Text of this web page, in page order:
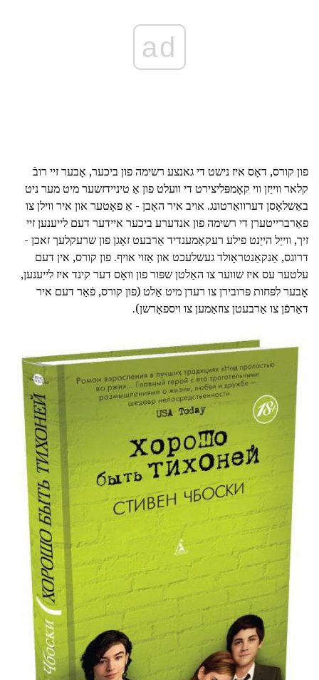
ad
פון קורס, דאָס איז נישט די גאנצע רשימה פון ביכער, אָבער זיי רובֿ
קלאר ווייַזן ווי קאָמפּליצירט די וועלט פון אַ טיניידזשער מיט מער ניט
באַשלאָסן דערוואַרטונג. אויב איר האָבן - אַ פאָטער און איר ווילן צו
פאַרברייטערן די רשימה פון אנדערע ביכער איידער דעם לייענען זיי
זיך, ווייַל הייַנט פילע רעקאַמענדיד אַרבעט זאָגן פון שרעקלעך זאכן -
דרוגס, אַנקאַנטראָולד געשלעכט און אַזוי אויף. פון קורס, אין דעם
עלטער עס איז שווער צו האַלטן שפּור פון וואָס דער קינד איז לייענען,
אָבער לפּחות פּרובירן צו רעדן מיט אַלט (פון קורס, פֿאַר דעם איר
דאַרפֿן צו אַרבעטן צוזאַמען צו ויספאָרשן).